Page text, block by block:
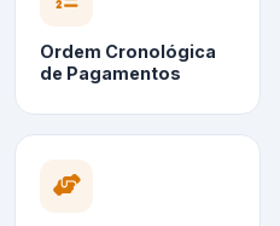
Ordem Cronológica
de Pagamentos